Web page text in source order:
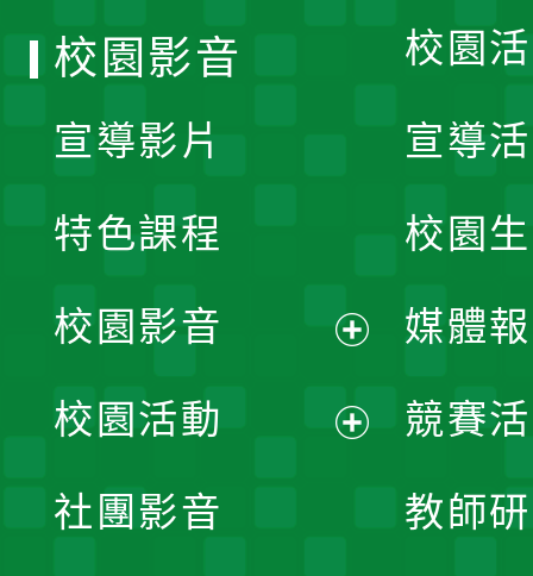
校園
宣導
校園
媒體
競賽
教師
校園影音
宣導影片
特色課程
校園影音
開
校園活動
社團影音